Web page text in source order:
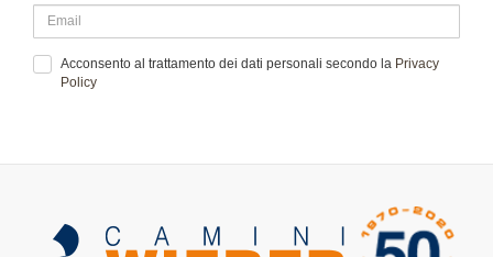
Acconsento al trattamento dei dati personali secondo la Privacy
Policy